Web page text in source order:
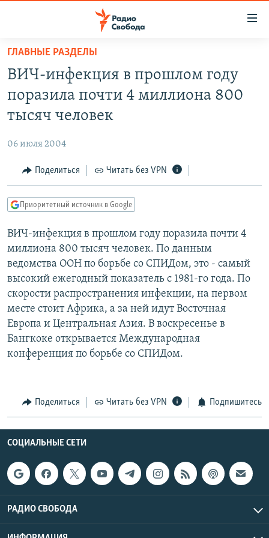
упрощенного
доступа
основному
Вернутся
Вернутся
поиску
ПРОГРАММЫ
АВТОРСКИЕ ПРОЕКТЫ
МНЕНИЯ
КУЛЬТУРА
КАВКАЗ.РЕАЛИИ
СЕВЕР.РЕАЛИИ
СИБИРЬ.РЕАЛИИ
РАСПИСАНИЕ ВЕЩАНИЯ
ПОДПИШИТЕСЬ НА РАССЫЛКУ
СОЦИАЛЬНЫЕ СЕТИ
Все сайты РСЕ/РС
ГЛАВНЫЕ РАЗДЕЛЫ
ВИЧ-инфекция в прошлом году
поразила почти 4 миллиона 800
тысяч человек
06 июля 2004
Поделиться Читать без VPN
Приоритетный источник в Google
ВИЧ-инфекция в прошлом году поразила почти 4
миллиона 800 тысяч человек. По данным
ведомства ООН по борьбе со СПИДом, это - самый
высокий ежегодный показатель с 1981-го года. По
скорости распространения инфекции, на первом
месте стоит Африка, а за ней идут Восточная
Европа и Центральная Азия. В воскресенье в
Бангкоке открывается Международная
конференция по борьбе со СПИДом.
Поделиться Читать без VPN Подпишитесь
СОЦИАЛЬНЫЕ СЕТИ
РАДИО СВОБОДА